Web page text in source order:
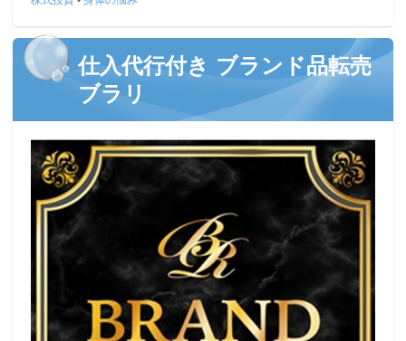
仕入代行付き ブランド品転売
ブラリ